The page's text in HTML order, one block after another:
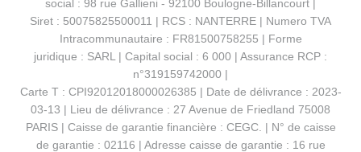
social : 98 rue Gallieni - 92100 Boulogne-Billancourt |
Siret : 50075825500011 | RCS : NANTERRE | Numero TVA
Intracommunautaire : FR81500758255 | Forme
juridique : SARL | Capital social : 6 000 | Assurance RCP :
n°319159742000 |
Carte T : CPI92012018000026385 | Date de délivrance : 2023-
03-13 | Lieu de délivrance : 27 Avenue de Friedland 75008
PARIS | Caisse de garantie financière : CEGC. | N° de caisse
de garantie : 02116 | Adresse caisse de garantie : 16 rue